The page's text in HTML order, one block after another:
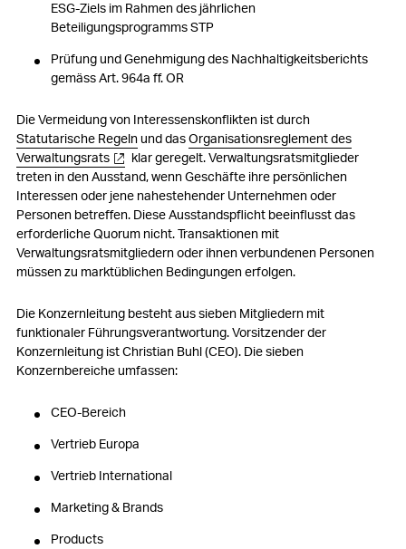
ESG-Ziels im Rahmen des jährlichen
Beteiligungsprogramms STP
Prüfung und Genehmigung des Nachhaltigkeitsberichts
gemäss Art. 964a ff. OR
Die Vermeidung von Interessenskonflikten ist durch
Statutarische Regelnund dasOrganisationsreglement des
Verwaltungsrats
klar geregelt. Verwaltungsratsmitglieder
treten in den Ausstand, wenn Geschäfte ihre persönlichen
Interessen oder jene nahestehender Unternehmen oder
Personen betreffen. Diese Ausstandspflicht beeinflusst das
erforderliche Quorum nicht. Transaktionen mit
Verwaltungsratsmitgliedern oder ihnen verbundenen Personen
müssen zu marktüblichen Bedingungen erfolgen.
Die Konzernleitung besteht aus sieben Mitgliedern mit
funktionaler Führungsverantwortung. Vorsitzender der
Konzernleitung ist Christian Buhl (CEO). Die sieben
Konzernbereiche umfassen:
CEO-Bereich
Vertrieb Europa
Vertrieb International
Marketing & Brands
Products